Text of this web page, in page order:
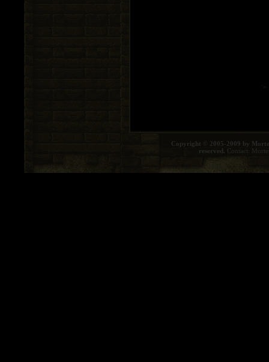
Copyright © 2005-2009 by
reserved. Contact: